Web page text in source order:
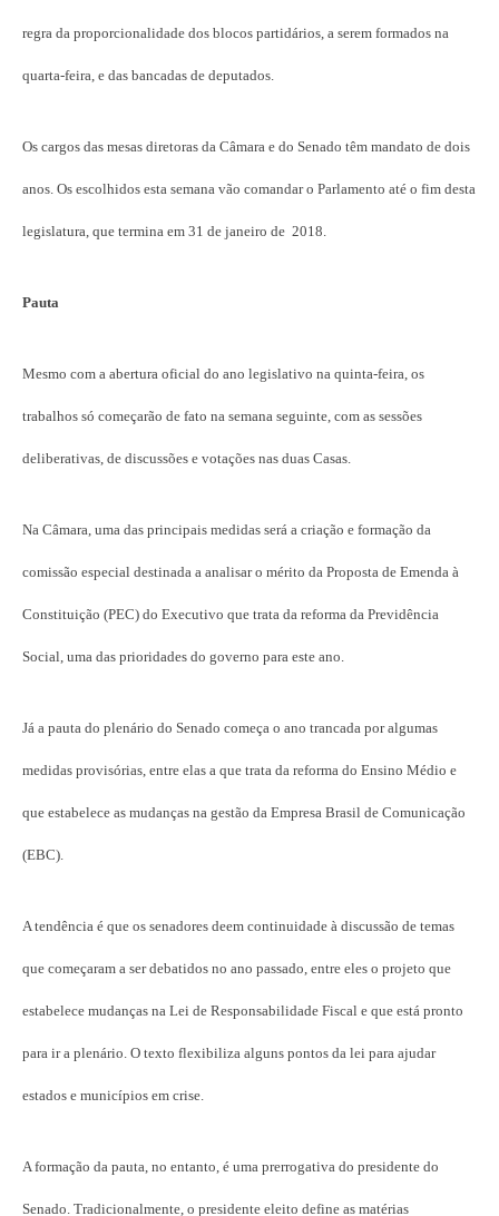
regra da proporcionalidade dos blocos partidários, a serem formados na
quarta-feira, e das bancadas de deputados.
Os cargos das mesas diretoras da Câmara e do Senado têm mandato de dois
anos. Os escolhidos esta semana vão comandar o Parlamento até o fim desta
legislatura, que termina em 31 de janeiro de 2018.
Pauta
Mesmo com a abertura oficial do ano legislativo na quinta-feira, os
trabalhos só começarão de fato na semana seguinte, com as sessões
deliberativas, de discussões e votações nas duas Casas.
Na Câmara, uma das principais medidas será a criação e formação da
comissão especial destinada a analisar o mérito da Proposta de Emenda à
Constituição (PEC) do Executivo que trata da reforma da Previdência
Social, uma das prioridades do governo para este ano.
Já a pauta do plenário do Senado começa o ano trancada por algumas
medidas provisórias, entre elas a que trata da reforma do Ensino Médio e
que estabelece as mudanças na gestão da Empresa Brasil de Comunicação
(EBC).
A tendência é que os senadores deem continuidade à discussão de temas
que começaram a ser debatidos no ano passado, entre eles o projeto que
estabelece mudanças na Lei de Responsabilidade Fiscal e que está pronto
para ir a plenário. O texto flexibiliza alguns pontos da lei para ajudar
estados e municípios em crise.
A formação da pauta, no entanto, é uma prerrogativa do presidente do
Senado. Tradicionalmente, o presidente eleito define as matérias